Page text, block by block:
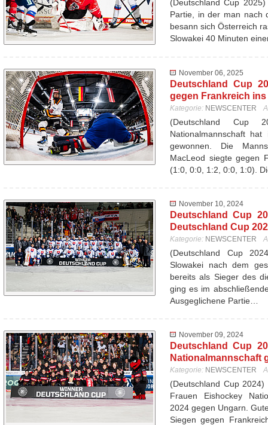
(Deutschland Cup
Partie, in der man nach
besann sich Österreich
Slowakei 40 Minuten
November 06, 2025
Deutschland Cup
gegen Frankreich
Kategorie: NEWSCENTER
(Deutschland Cup
Nationalmannschaft
gewonnen. Die
MacLeod siegte gegen
(1:0, 0:0, 1:2, 0:0, 1:0).
November 10, 2024
Deutschland Cup
Deutschland Cup
Kategorie: NEWSCENTER
(Deutschland Cup
Slowakei nach dem
bereits als Sieger des
ging es im
Ausgeglichene Partie…
November 09, 2024
Deutschland Cup
Nationalmannschaft
Kategorie: NEWSCENTER
(Deutschland Cup
Frauen Eishockey
2024 gegen Ungarn.
Siegen gegen